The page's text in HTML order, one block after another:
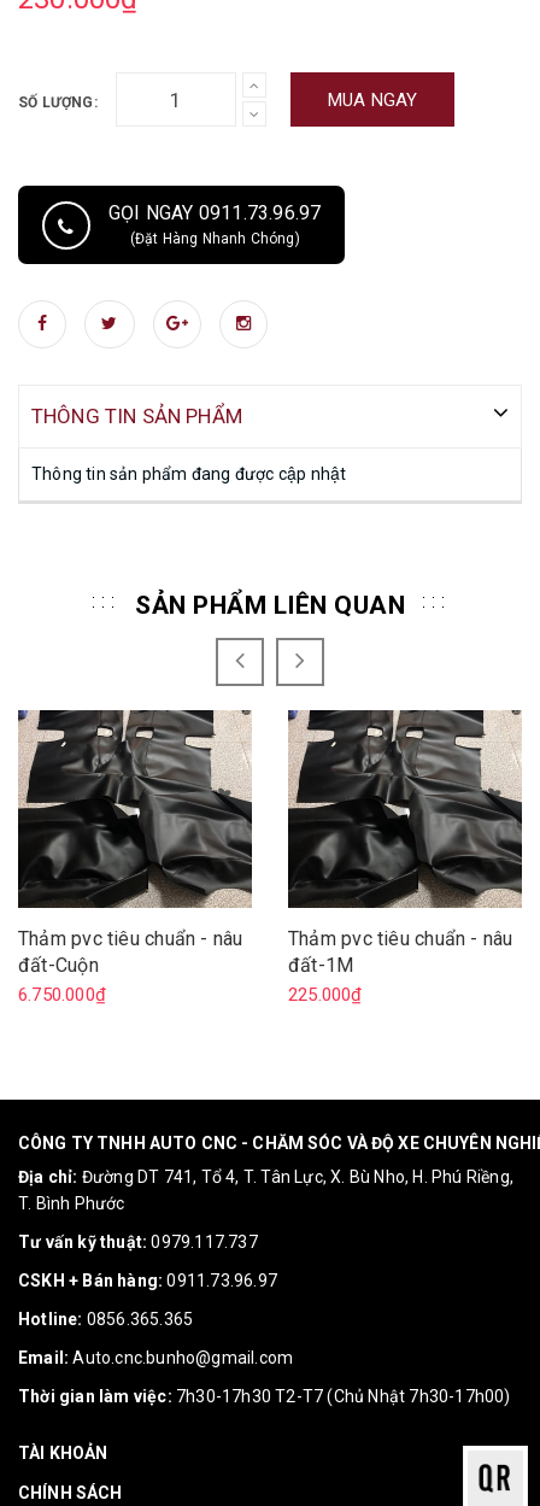
SỐ LƯỢNG: MUA NGAY
GỌI NGAY 0911.73.96.97
(Đặt Hàng Nhanh Chóng)
THÔNG TIN SẢN PHẨM
Thông tin sản phẩm đang được cập nhật
SẢN PHẨM LIÊN QUAN
Thảm pvc tiêu chuẩn - nâu
đất-Cuộn
6.750.000₫
Thảm pvc tiêu chuẩn - nâu
đất-1M
225.000₫
CÔNG TY TNHH AUTO CNC - CHĂM SÓC VÀ ĐỘ XE CHUYÊN
Địa chỉ: Đường DT 741, Tổ 4, T. Tân Lực, X. Bù Nho, H. Phú Riềng,
T. Bình Phước
Tư vấn kỹ thuật: 0979.117.737
CSKH + Bán hàng: 0911.73.96.97
Hotline: 0856.365.365
Email: Auto.cnc.bunho@gmail.com
Thời gian làm việc: 7h30-17h30 T2-T7 (Chủ Nhật 7h30-17h00)
TÀI KHOẢN
CHÍNH SÁCH